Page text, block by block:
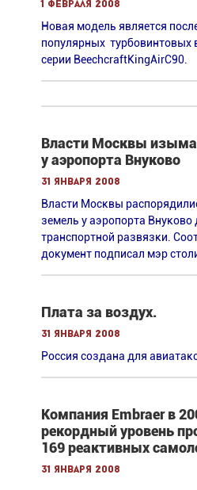
1 февраля 2008
Новая модель является
популярных турбовинтовых
серии BeechcraftKingAirC90.
Власти Москвы
у аэропорта Внуково
31 января 2008
Власти Москвы
земель у аэропорта Внуково
транспортной развязки.
документ подписал мэр
Плата за воздух.
31 января 2008
Россия создана для
Компания Embraer в
рекордный уровень
169 реактивных
31 января 2008